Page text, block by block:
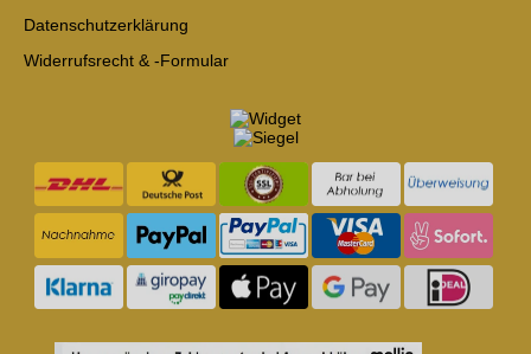
Datenschutzerklärung
Widerrufsrecht & -Formular